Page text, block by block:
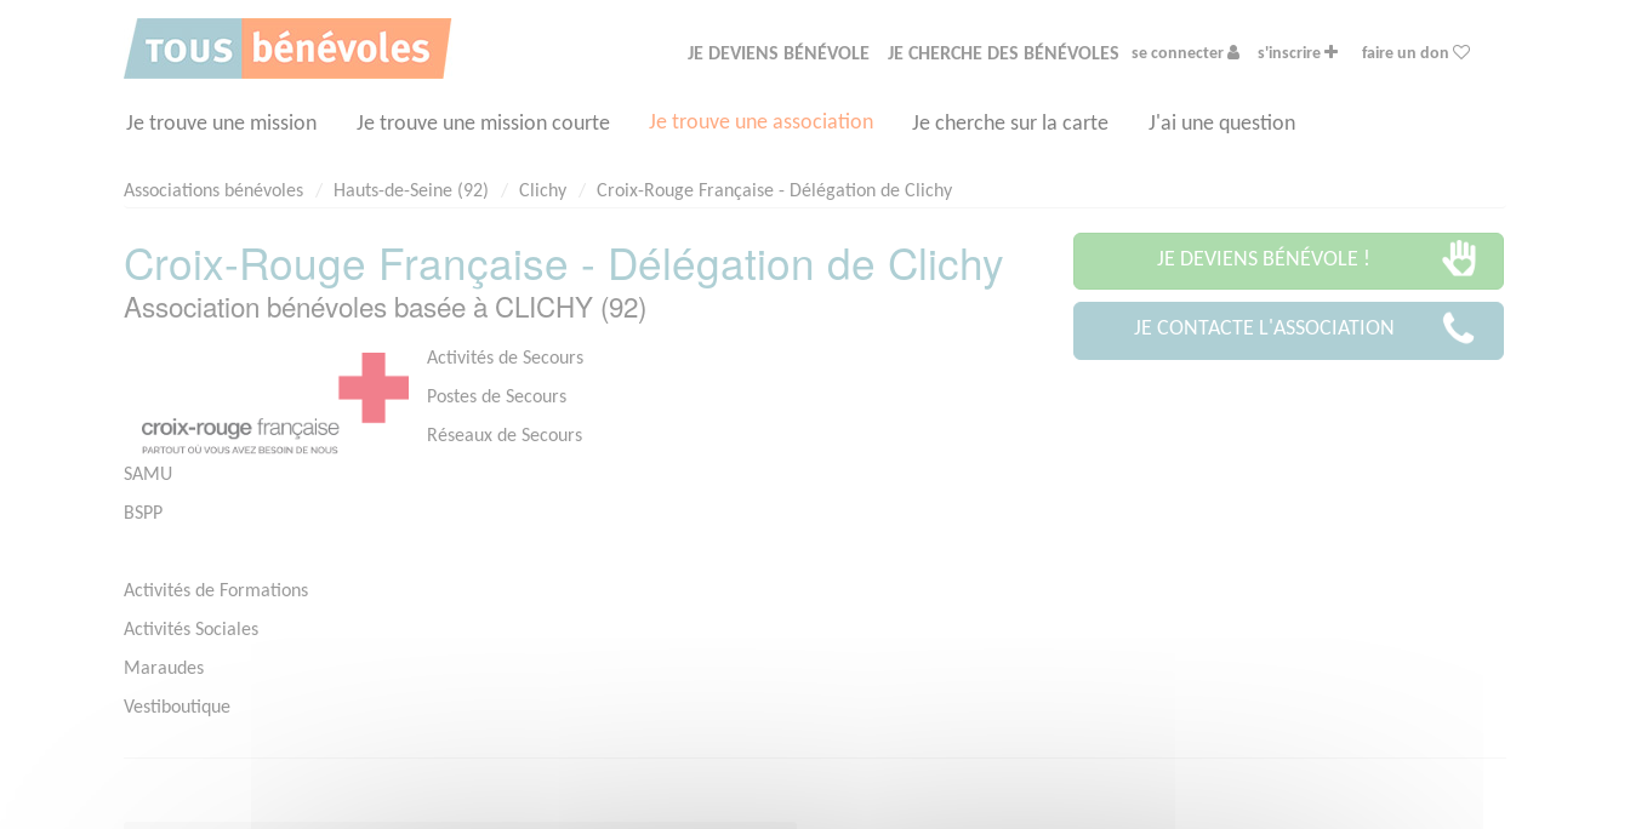
JE DEVIENS BÉNÉVOLE JE CHERCHE DES BÉNÉVOLES se connecter s'inscrire faire un don
Je trouve une mission Je trouve une mission courte Je trouve une association Je cherche sur la carte J'ai une question
Associations bénévoles Hauts-de-Seine (92) Clichy Croix-Rouge Française - Délégation de Clichy
Croix-Rouge Française - Délégation de Clichy
Association bénévoles basée à CLICHY (92)
Activités de Secours
Postes de Secours
Réseaux de Secours
SAMU
BSPP
Activités de Formations
Activités Sociales
Maraudes
Vestiboutique
JE DEVIENS BÉNÉVOLE !
JE CONTACTE L'ASSOCIATION